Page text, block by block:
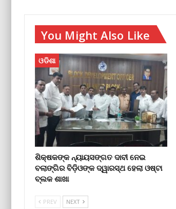
You Might Also Like
ଓଡିଶା
ଶିକ୍ଷକଙ୍କ ନ୍ୟାୟସଙ୍ଗତ ଦାବୀ ନେଇ
ବଲାଙ୍ଗିର ବିଡ଼ିଓଙ୍କ ଦ୍ୱାରସ୍ଥ ହେଲା ଓଷ୍ଟା
ବ୍ଲକ ଶାଖା
PREV NEXT